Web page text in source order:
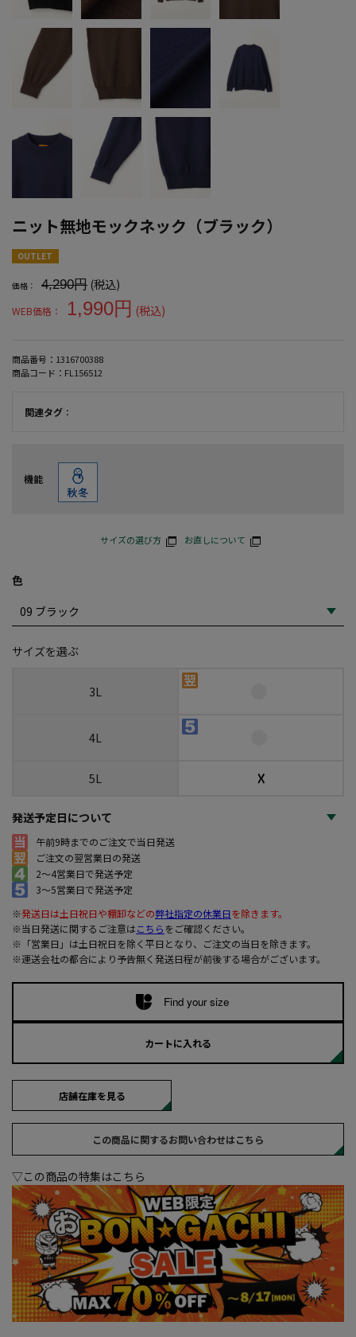
ニット無地モックネック（ブラック）
大きいサイズ メンズ ニット無地モックネック（ブラック）
OUTLET
価格： 4,290円 (税込)
WEB価格： 1,990円 (税込)
商品番号： 1316700388
商品コード： FL156512
関連タグ ：
機能
サイズの選び方 お直しについて
色
サイズを選ぶ
3L
4L
5L ☓
発送予定日について
午前9時までのご注文で当日発送
ご注文の翌営業日の発送
2～4営業日で発送予定
3～5営業日で発送予定
※発送日は土日祝日や棚卸などの弊社指定の休業日を除きます。
※当日発送に関するご注意はこちらをご確認ください。
※「営業日」は土日祝日を除く平日となり、ご注文の当日を除きます。
※運送会社の都合により予告無く発送日程が前後する場合がございます。
Find your size
カートに入れる
店舗在庫を見る
この商品に関するお問い合わせはこちら
▽この商品の特集はこちら